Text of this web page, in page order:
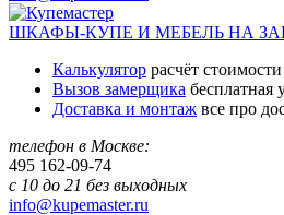
ШКАФЫ-КУПЕ И МЕБЕЛЬ НА
Калькулятор расчёт
Вызов замерщика бесплатная
Доставка и монтаж все про
телефон в Москве:
495 162-09-74
с 10 до 21 без выходных
info@kupemaster.ru